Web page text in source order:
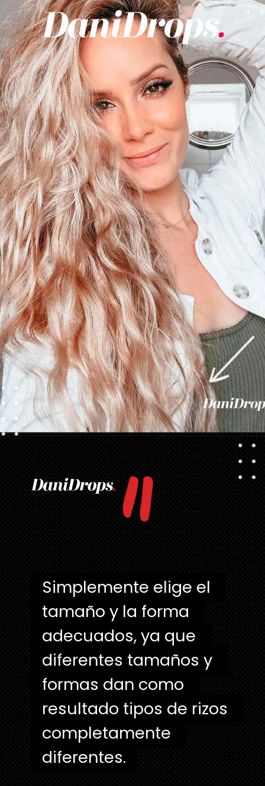
Abriendo... "
Simplemente elige el
tamaño y la forma
adecuados, ya que
diferentes tamaños y
formas dan como
resultado tipos de rizos
completamente
diferentes.
Simplemente elige el
tamaño y la forma
adecuados, ya que
diferentes tamaños y
formas dan como
resultado tipos de rizos
completamente
diferentes.